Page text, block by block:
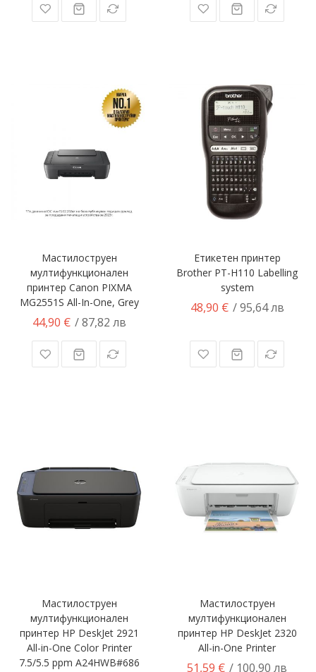
Мастилоструен
мултифункционален
принтер Canon PIXMA
MG2551S All-In-One, Grey
44,90 € / 87,82 лв
Етикетен принтер
Brother PT-H110 Labelling
system
48,90 € / 95,64 лв
Мастилоструен
мултифункционален
принтер HP DeskJet 2921
All-in-One Color Printer
7.5/5.5 ppm A24HWB#686
Мастилоструен
мултифункционален
принтер HP DeskJet 2320
All-in-One Printer
51,59 € / 100,90 лв